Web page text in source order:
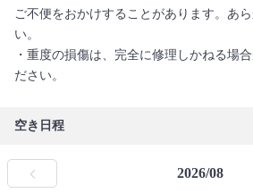
ご不便をおかけすることがあります。あ
い。
・重度の損傷は、完全に修理しかねる場
ださい。
空き日程
2026/08